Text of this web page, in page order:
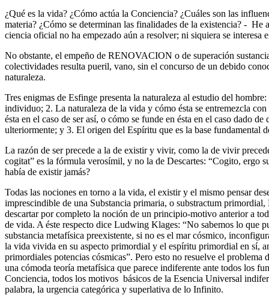
¿Qué es la vida? ¿Cómo actúa la Conciencia? ¿Cuáles son las
materia? ¿Cómo se determinan las finalidades de la existencia? - He
ciencia oficial no ha empezado aún a resolver; ni siquiera se interesa
No obstante, el empeño de RENOVACION o de superación
colectividades resulta pueril, vano, sin el concurso de un debido
naturaleza.
Tres enigmas de Esfinge presenta la naturaleza al estudio del
individuo; 2. La naturaleza de la vida y cómo ésta se entremezcla
ésta en el caso de ser así, o cómo se funde en ésta en el caso dado
ulteriormente; y 3. El origen del Espíritu que es la base fundamental
La razón de ser precede a la de existir y vivir, como la de vivir
cogitat” es la fórmula verosímil, y no la de Descartes: “Cogito, ergo
había de existir jamás?
Todas las nociones en torno a la vida, el existir y el mismo pensar
imprescindible de una Substancia primaria, o substractum
descartar por completo la noción de un principio-motivo anterior a
de vida. A éste respecto dice Ludwing Klages: “No sabemos lo que
substancia metafísica preexistente, si no es el mar cósmico,
la vida vivida en su aspecto primordial y el espíritu primordial en sí,
primordiales potencias cósmicas”. Pero esto no resuelve el problema
una cómoda teoría metafísica que parece indiferente ante todos los
Conciencia, todos los motivos básicos de la Esencia Universal
palabra, la urgencia categórica y superlativa de lo Infinito.